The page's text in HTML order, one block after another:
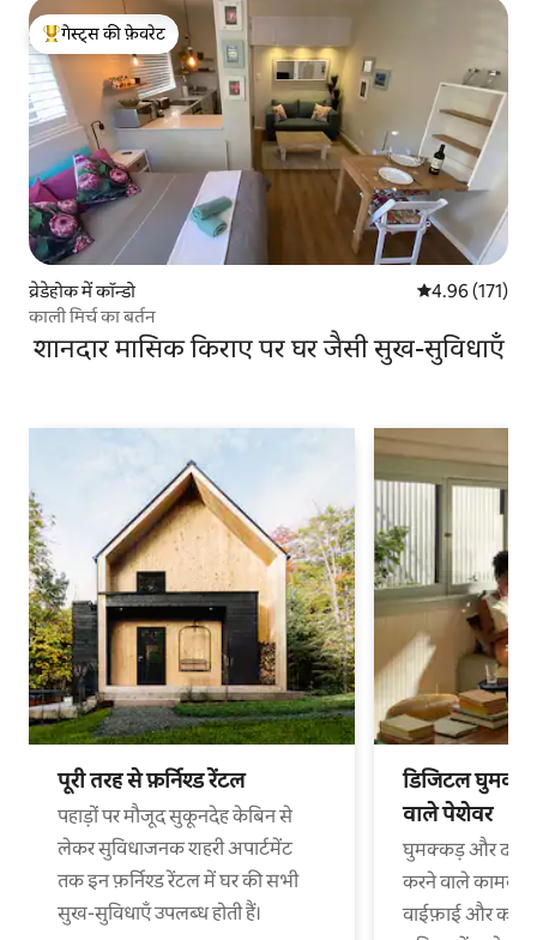
गेस्ट्स का टॉप फ़ेवरेट
गेस्ट्स की फ़ेवरेट
व्रेडेहोक में कॉन्डो औसत रेटिंग 5 में से
4.96 (171)
काली मिर्च का बर्तन
शानदार मासिक किराए पर घर जैसी सुख-सुविधाएँ
पूरी तरह से फ़र्निश्ड रेंटल
पहाड़ों पर मौजूद सुकूनदेह केबिन से
लेकर सुविधाजनक शहरी अपार्टमेंट
तक इन फ़र्निश्ड रेंटल में घर की सभी
सुख-सुविधाएँ उपलब्ध होती हैं।
डिजिटल
वाले पेशेवर
घुमक्कड़ और
करने वाले
वाईफ़ाई और काम